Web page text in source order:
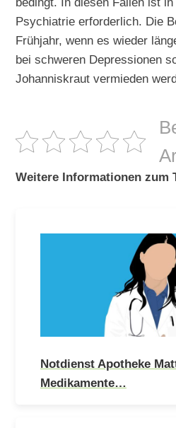
Psychiatrie erforderlich. Die
Frühjahr, wenn es wieder
bei schweren Depressionen
Johanniskraut vermieden
Weitere Informationen zum
Notdienst Apotheke
Medikamente…